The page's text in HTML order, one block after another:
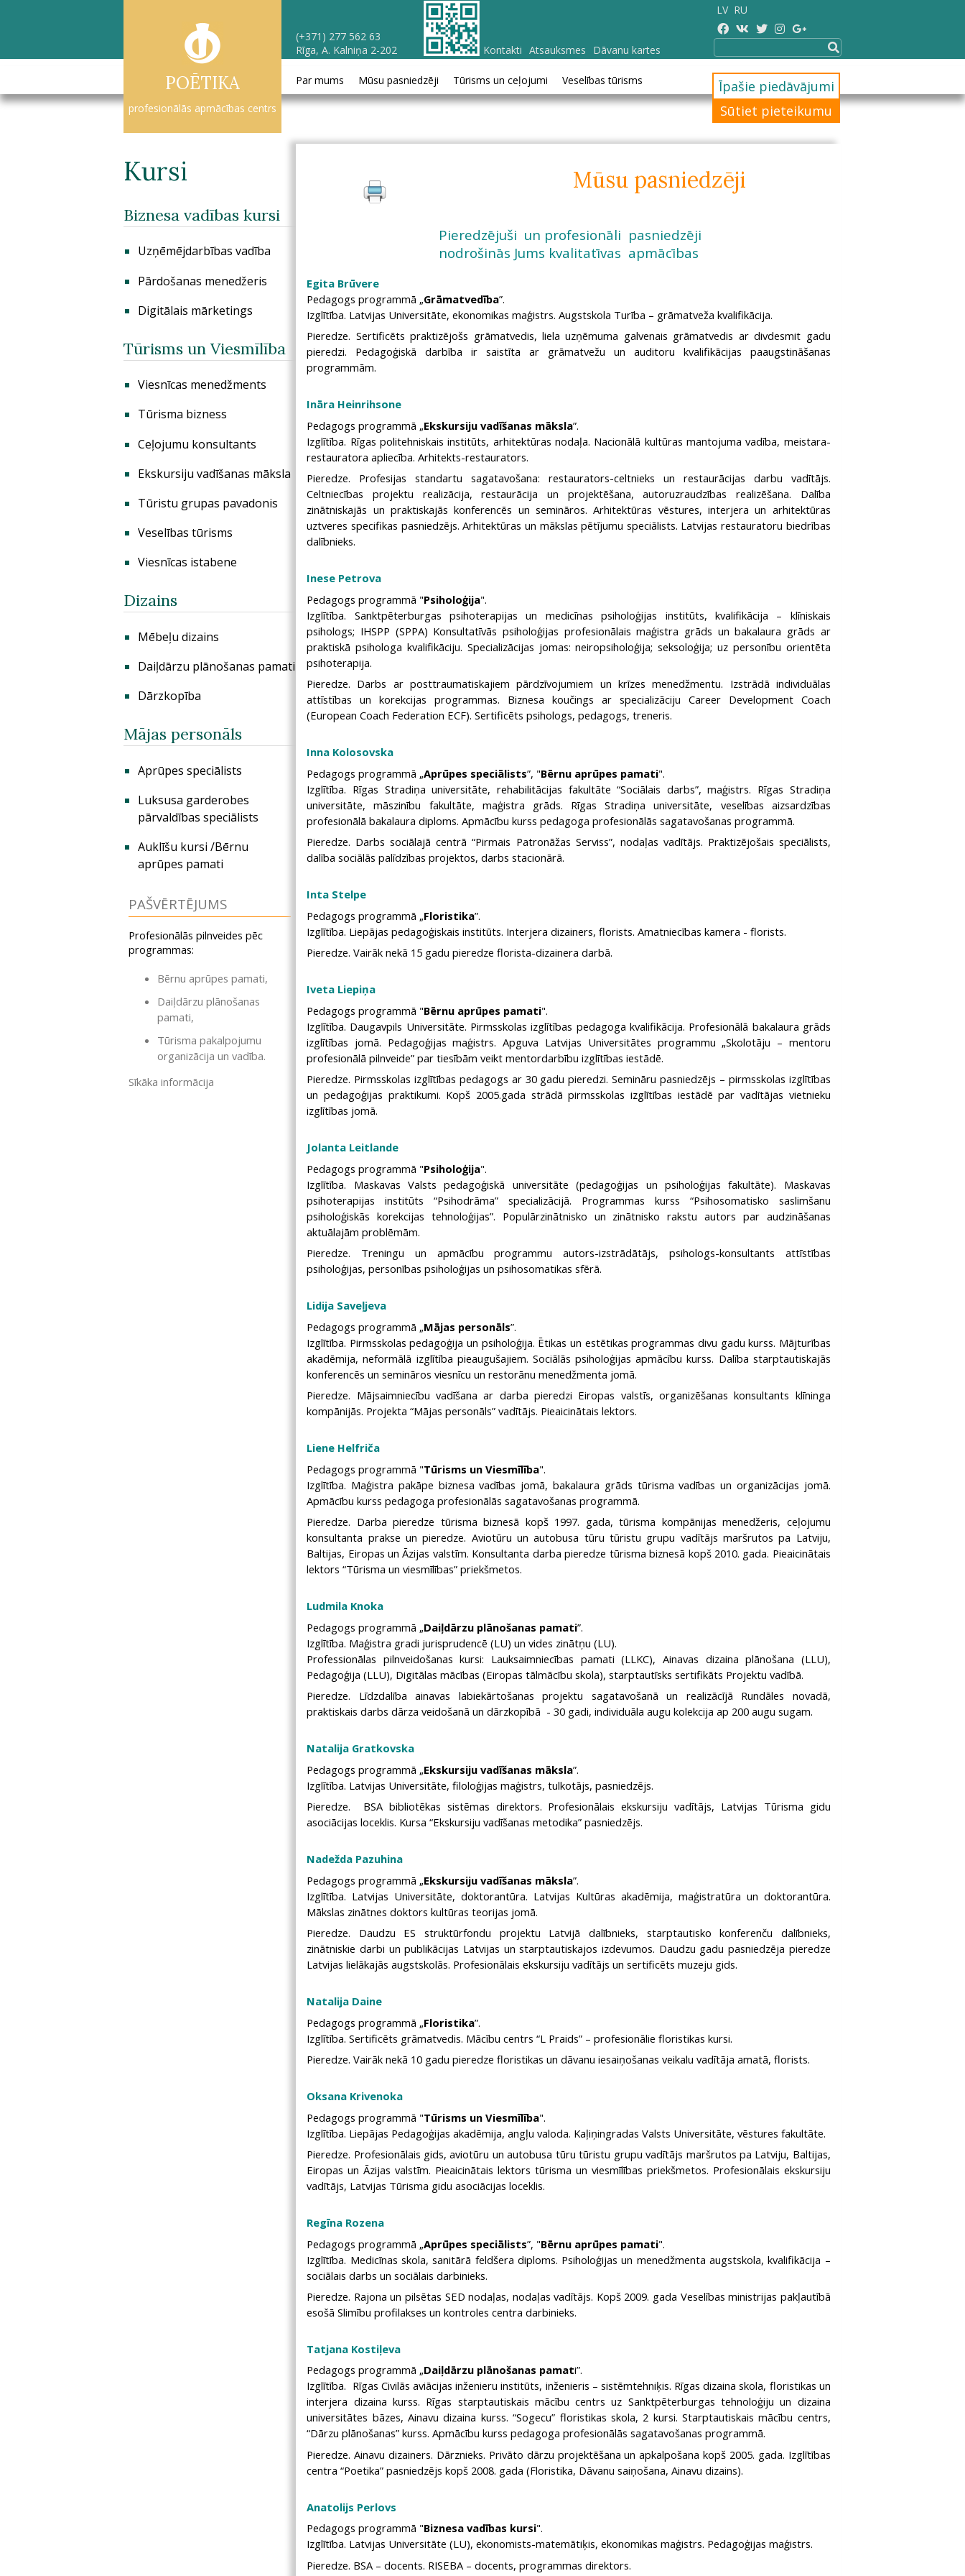
(+371) 277 562 63
Rīga, A. Kalniņa 2-202
Kontakti Atsauksmes Dāvanu kartes
LV RU
POĒTIKA
profesionālās apmācības centrs
Īpašie piedāvājumi
Sūtiet pieteikumu
Par mums Mūsu pasniedzēji Tūrisms un ceļojumi Veselības tūrisms
Kursi
Biznesa vadības kursi
Uzņēmējdarbības vadība
Pārdošanas menedžeris
Digitālais mārketings
Tūrisms un Viesmīlība
Viesnīcas menedžments
Tūrisma bizness
Сeļojumu konsultants
Ekskursiju vadīšanas māksla
Tūristu grupas pavadonis
Veselības tūrisms
Viesnīcas istabene
Dizains
Mēbeļu dizains
Daiļdārzu plānošanas pamati
Dārzkopība
Mājas personāls
Aprūpes speciālists
Luksusa garderobes
pārvaldības speciālists
Auklīšu kursi /Bērnu
aprūpes pamati
PAŠVĒRTĒJUMS
Profesionālās pilnveides pēc
programmas:
Bērnu aprūpes pamati,
Daiļdārzu plānošanas
pamati,
Tūrisma pakalpojumu
organizācija un vadība.
Sīkāka informācija
Mūsu pasniedzēji
Pieredzējuši un profesionāli pasniedzēji
nodrošinās Jums kvalitatīvas apmācības
Egita Brūvere
Pedagogs programmā „Grāmatvedība”.
Izglītība. Latvijas Universitāte, ekonomikas maģistrs. Augstskola Turība – grāmatveža kvalifikācija.
Pieredze. Sertificēts praktizējošs grāmatvedis, liela uzņēmuma galvenais grāmatvedis ar divdesmit gadu
pieredzi. Pedagoģiskā darbība ir saistīta ar grāmatvežu un auditoru kvalifikācijas paaugstināšanas
programmām.
Ināra Heinrihsone
Pedagogs programmā „Ekskursiju vadīšanas māksla”.
Izglītība. Rīgas politehniskais institūts, arhitektūras nodaļa. Nacionālā kultūras mantojuma vadība, meistara-
restauratora apliecība. Arhitekts-restaurators.
Pieredze. Profesijas standartu sagatavošana: restaurators-celtnieks un restaurācijas darbu vadītājs.
Celtniecības projektu realizācija, restaurācija un projektēšana, autoruzraudzības realizēšana. Dalība
zinātniskajās un praktiskajās konferencēs un semināros. Arhitektūras vēstures, interjera un arhitektūras
uztveres specifikas pasniedzējs. Arhitektūras un mākslas pētījumu speciālists. Latvijas restauratoru biedrības
dalībnieks.
Inese Petrova
Pedagogs programmā "Psiholoģija".
Izglītība. Sanktpēterburgas psihoterapijas un medicīnas psiholoģijas institūts, kvalifikācija – klīniskais
psihologs; IHSPP (SPPA) Konsultatīvās psiholoģijas profesionālais maģistra grāds un bakalaura grāds ar
praktiskā psihologa kvalifikāciju. Specializācijas jomas: neiropsiholoģija; seksoloģija; uz personību orientēta
psihoterapija.
Pieredze. Darbs ar posttraumatiskajiem pārdzīvojumiem un krīzes menedžmentu. Izstrādā individuālas
attīstības un korekcijas programmas. Biznesa koučings ar specializāciju Career Development Coach
(European Coach Federation ECF). Sertificēts psihologs, pedagogs, treneris.
Inna Kolosovska
Pedagogs programmā „Aprūpes speciālists”, "Bērnu aprūpes pamati".
Izglītība. Rīgas Stradiņa universitāte, rehabilitācijas fakultāte “Sociālais darbs”, maģistrs. Rīgas Stradiņa
universitāte, māszinību fakultāte, maģistra grāds. Rīgas Stradiņa universitāte, veselības aizsardzības
profesionālā bakalaura diploms. Apmācību kurss pedagoga profesionālās sagatavošanas programmā.
Pieredze. Darbs sociālajā centrā “Pirmais Patronāžas Serviss”, nodaļas vadītājs. Praktizējošais speciālists,
dalība sociālās palīdzības projektos, darbs stacionārā.
Inta Stelpe
Pedagogs programmā „Floristika”.
Izglītība. Liepājas pedagoģiskais institūts. Interjera dizainers, florists. Amatniecības kamera - florists.
Pieredze. Vairāk nekā 15 gadu pieredze florista-dizainera darbā.
Iveta Liepiņa
Pedagogs programmā "Bērnu aprūpes pamati".
Izglītība. Daugavpils Universitāte. Pirmsskolas izglītības pedagoga kvalifikācija. Profesionālā bakalaura grāds
izglītības jomā. Pedagoģijas maģistrs. Apguva Latvijas Universitātes programmu „Skolotāju – mentoru
profesionālā pilnveide” par tiesībām veikt mentordarbību izglītības iestādē.
Pieredze. Pirmsskolas izglītības pedagogs ar 30 gadu pieredzi. Semināru pasniedzējs – pirmsskolas izglītības
un pedagoģijas praktikumi. Kopš 2005.gada strādā pirmsskolas izglītības iestādē par vadītājas vietnieku
izglītības jomā.
Jolanta Leitlande
Pedagogs programmā "Psiholoģija".
Izglītība. Maskavas Valsts pedagoģiskā universitāte (pedagoģijas un psiholoģijas fakultāte). Maskavas
psihoterapijas institūts “Psihodrāma” specializācijā. Programmas kurss “Psihosomatisko saslimšanu
psiholoģiskās korekcijas tehnoloģijas”. Populārzinātnisko un zinātnisko rakstu autors par audzināšanas
aktuālajām problēmām.
Pieredze. Treningu un apmācību programmu autors-izstrādātājs, psihologs-konsultants attīstības
psiholoģijas, personības psiholoģijas un psihosomatikas sfērā.
Lidija Saveļjeva
Pedagogs programmā „Mājas personāls”.
Izglītība. Pirmsskolas pedagoģija un psiholoģija. Ētikas un estētikas programmas divu gadu kurss. Mājturības
akadēmija, neformālā izglītība pieaugušajiem. Sociālās psiholoģijas apmācību kurss. Dalība starptautiskajās
konferencēs un semināros viesnīcu un restorānu menedžmenta jomā.
Pieredze. Mājsaimniecību vadīšana ar darba pieredzi Eiropas valstīs, organizēšanas konsultants klīninga
kompānijās. Projekta “Mājas personāls” vadītājs. Pieaicinātais lektors.
Liene Helfriča
Pedagogs programmā "Tūrisms un Viesmīlība".
Izglītība. Maģistra pakāpe biznesa vadības jomā, bakalaura grāds tūrisma vadības un organizācijas jomā.
Apmācību kurss pedagoga profesionālās sagatavošanas programmā.
Pieredze. Darba pieredze tūrisma biznesā kopš 1997. gada, tūrisma kompānijas menedžeris, ceļojumu
konsultanta prakse un pieredze. Aviotūru un autobusa tūru tūristu grupu vadītājs maršrutos pa Latviju,
Baltijas, Eiropas un Āzijas valstīm. Konsultanta darba pieredze tūrisma biznesā kopš 2010. gada. Pieaicinātais
lektors “Tūrisma un viesmīlības” priekšmetos.
Ludmila Knoka
Pedagogs programmā „Daiļdārzu plānošanas pamati”.
Izglītība. Maģistra gradi jurisprudencē (LU) un vides zinātņu (LU).
Professionālas pilnveidošanas kursi: Lauksaimniecības pamati (LLKC), Ainavas dizaina plānošana (LLU),
Pedagoģija (LLU), Digitālas mācības (Eiropas tālmācību skola), starptautīsks sertifikāts Projektu vadībā.
Pieredze. Līdzdalība ainavas labiekārtošanas projektu sagatavošanā un realizācījā Rundāles novadā,
praktiskais darbs dārza veidošanā un dārzkopībā - 30 gadi, individuāla augu kolekcija ap 200 augu sugam.
Natalija Gratkovska
Pedagogs programmā „Ekskursiju vadīšanas māksla”.
Izglītība. Latvijas Universitāte, filoloģijas maģistrs, tulkotājs, pasniedzējs.
Pieredze. BSA bibliotēkas sistēmas direktors. Profesionālais ekskursiju vadītājs, Latvijas Tūrisma gidu
asociācijas loceklis. Kursa “Ekskursiju vadīšanas metodika” pasniedzējs.
Nadežda Pazuhina
Pedagogs programmā „Ekskursiju vadīšanas māksla”.
Izglītība. Latvijas Universitāte, doktorantūra. Latvijas Kultūras akadēmija, maģistratūra un doktorantūra.
Mākslas zinātnes doktors kultūras teorijas jomā.
Pieredze. Daudzu ES struktūrfondu projektu Latvijā dalībnieks, starptautisko konferenču dalībnieks,
zinātniskie darbi un publikācijas Latvijas un starptautiskajos izdevumos. Daudzu gadu pasniedzēja pieredze
Latvijas lielākajās augstskolās. Profesionālais ekskursiju vadītājs un sertificēts muzeju gids.
Natalija Dainе
Pedagogs programmā „Floristika”.
Izglītība. Sertificēts grāmatvedis. Mācību centrs “L Praids” – profesionālie floristikas kursi.
Pieredze. Vairāk nekā 10 gadu pieredze floristikas un dāvanu iesaiņošanas veikalu vadītāja amatā, florists.
Oksana Krivenoka
Pedagogs programmā "Tūrisms un Viesmīlība".
Izglītība. Liepājas Pedagoģijas akadēmija, angļu valoda. Kaļiņingradas Valsts Universitāte, vēstures fakultāte.
Pieredze. Profesionālais gids, aviotūru un autobusa tūru tūristu grupu vadītājs maršrutos pa Latviju, Baltijas,
Eiropas un Āzijas valstīm. Pieaicinātais lektors tūrisma un viesmīlības priekšmetos. Profesionālais ekskursiju
vadītājs, Latvijas Tūrisma gidu asociācijas loceklis.
Regīna Rozena
Pedagogs programmā „Aprūpes speciālists”, "Bērnu aprūpes pamati".
Izglītība. Medicīnas skola, sanitārā feldšera diploms. Psiholoģijas un menedžmenta augstskola, kvalifikācija –
sociālais darbs un sociālais darbinieks.
Pieredze. Rajona un pilsētas SED nodaļas, nodaļas vadītājs. Kopš 2009. gada Veselības ministrijas pakļautībā
esošā Slimību profilakses un kontroles centra darbinieks.
Tatjana Kostiļeva
Pedagogs programmā „Daiļdārzu plānošanas pamati”.
Izglītība. Rīgas Civilās aviācijas inženieru institūts, inženieris – sistēmtehniķis. Rīgas dizaina skola, floristikas un
interjera dizaina kurss. Rīgas starptautiskais mācību centrs uz Sanktpēterburgas tehnoloģiju un dizaina
universitātes bāzes, Ainavu dizaina kurss. “Sogecu” floristikas skola, 2 kursi. Starptautiskais mācību centrs,
“Dārzu plānošanas” kurss. Apmācību kurss pedagoga profesionālās sagatavošanas programmā.
Pieredze. Ainavu dizainers. Dārznieks. Privāto dārzu projektēšana un apkalpošana kopš 2005. gada. Izglītības
centra “Poetika” pasniedzējs kopš 2008. gada (Floristika, Dāvanu saiņošana, Ainavu dizains).
Anatolijs Perlovs
Pedagogs programmā "Biznesa vadības kursi".
Izglītība. Latvijas Universitāte (LU), ekonomists-matemātiķis, ekonomikas maģistrs. Pedagoģijas maģistrs.
Pieredze. BSA – docents. RISEBA – docents, programmas direktors.